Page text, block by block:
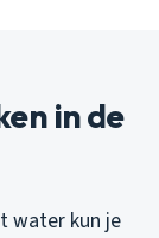
in de
water kun je